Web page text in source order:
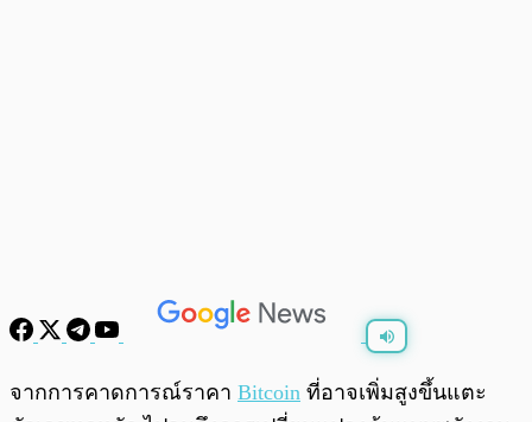
0:00/
จากการคาดการณ์ราคา Bitcoin ที่อาจเพิ่มสูงขึ้นแตะ